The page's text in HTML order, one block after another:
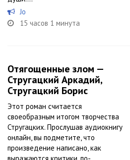
Jo
15 часов 1 минута
Отягощенные злом —
Стругацкий Аркадий,
Стругацкий Борис
Этот роман считается
своеобразным итогом творчества
Стругацких. Прослушав аудиокнигу
онлайн, вы подметите, что
произведение написано, как